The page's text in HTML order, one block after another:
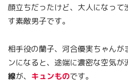
顔立ちだったけど、大人になって
す素敵男子です。
相手役の蘭子、河合優実ちゃんが
ンになると、途端に濃密な空気が
線が、 キュンものです。